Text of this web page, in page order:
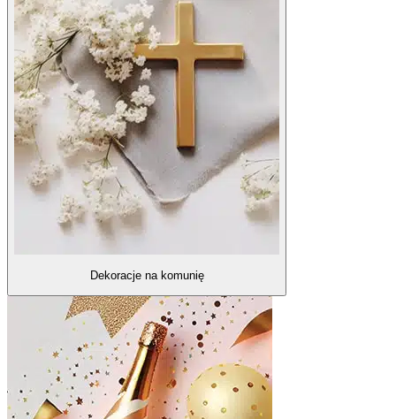
Dekoracje na komunię